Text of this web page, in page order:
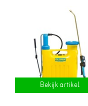
Bekijk artikel